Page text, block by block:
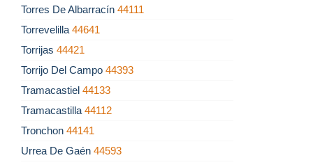
Torres De Albarracín 44111
Torrevelilla 44641
Torrijas 44421
Torrijo Del Campo 44393
Tramacastiel 44133
Tramacastilla 44112
Tronchon 44141
Urrea De Gaén 44593